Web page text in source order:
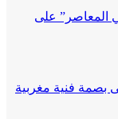
المعاصر” على
بصمة فنية مغربية